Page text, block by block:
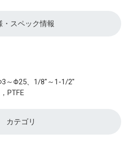
・スペック情報
～Φ25、1/8"～1-1/2"
PTFE
カテゴリ